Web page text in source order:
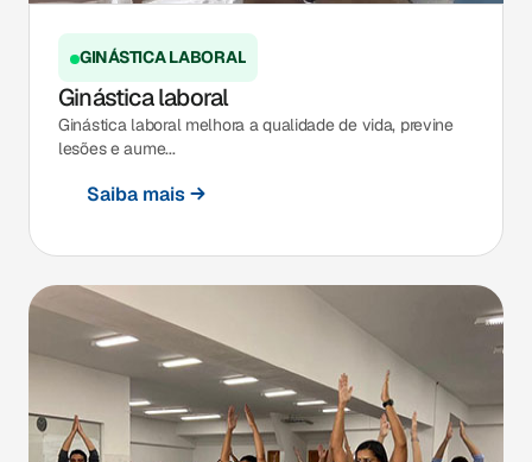
GINÁSTICA LABORAL
Ginástica laboral
Ginástica laboral melhora a qualidade de vida, previne
lesões e aume...
Saiba mais